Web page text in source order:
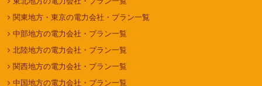
関東地方・東京の電力会社・プラン一覧
中部地方の電力会社・プラン一覧
北陸地方の電力会社・プラン一覧
関西地方の電力会社・プラン一覧
中国地方の電力会社・プラン一覧